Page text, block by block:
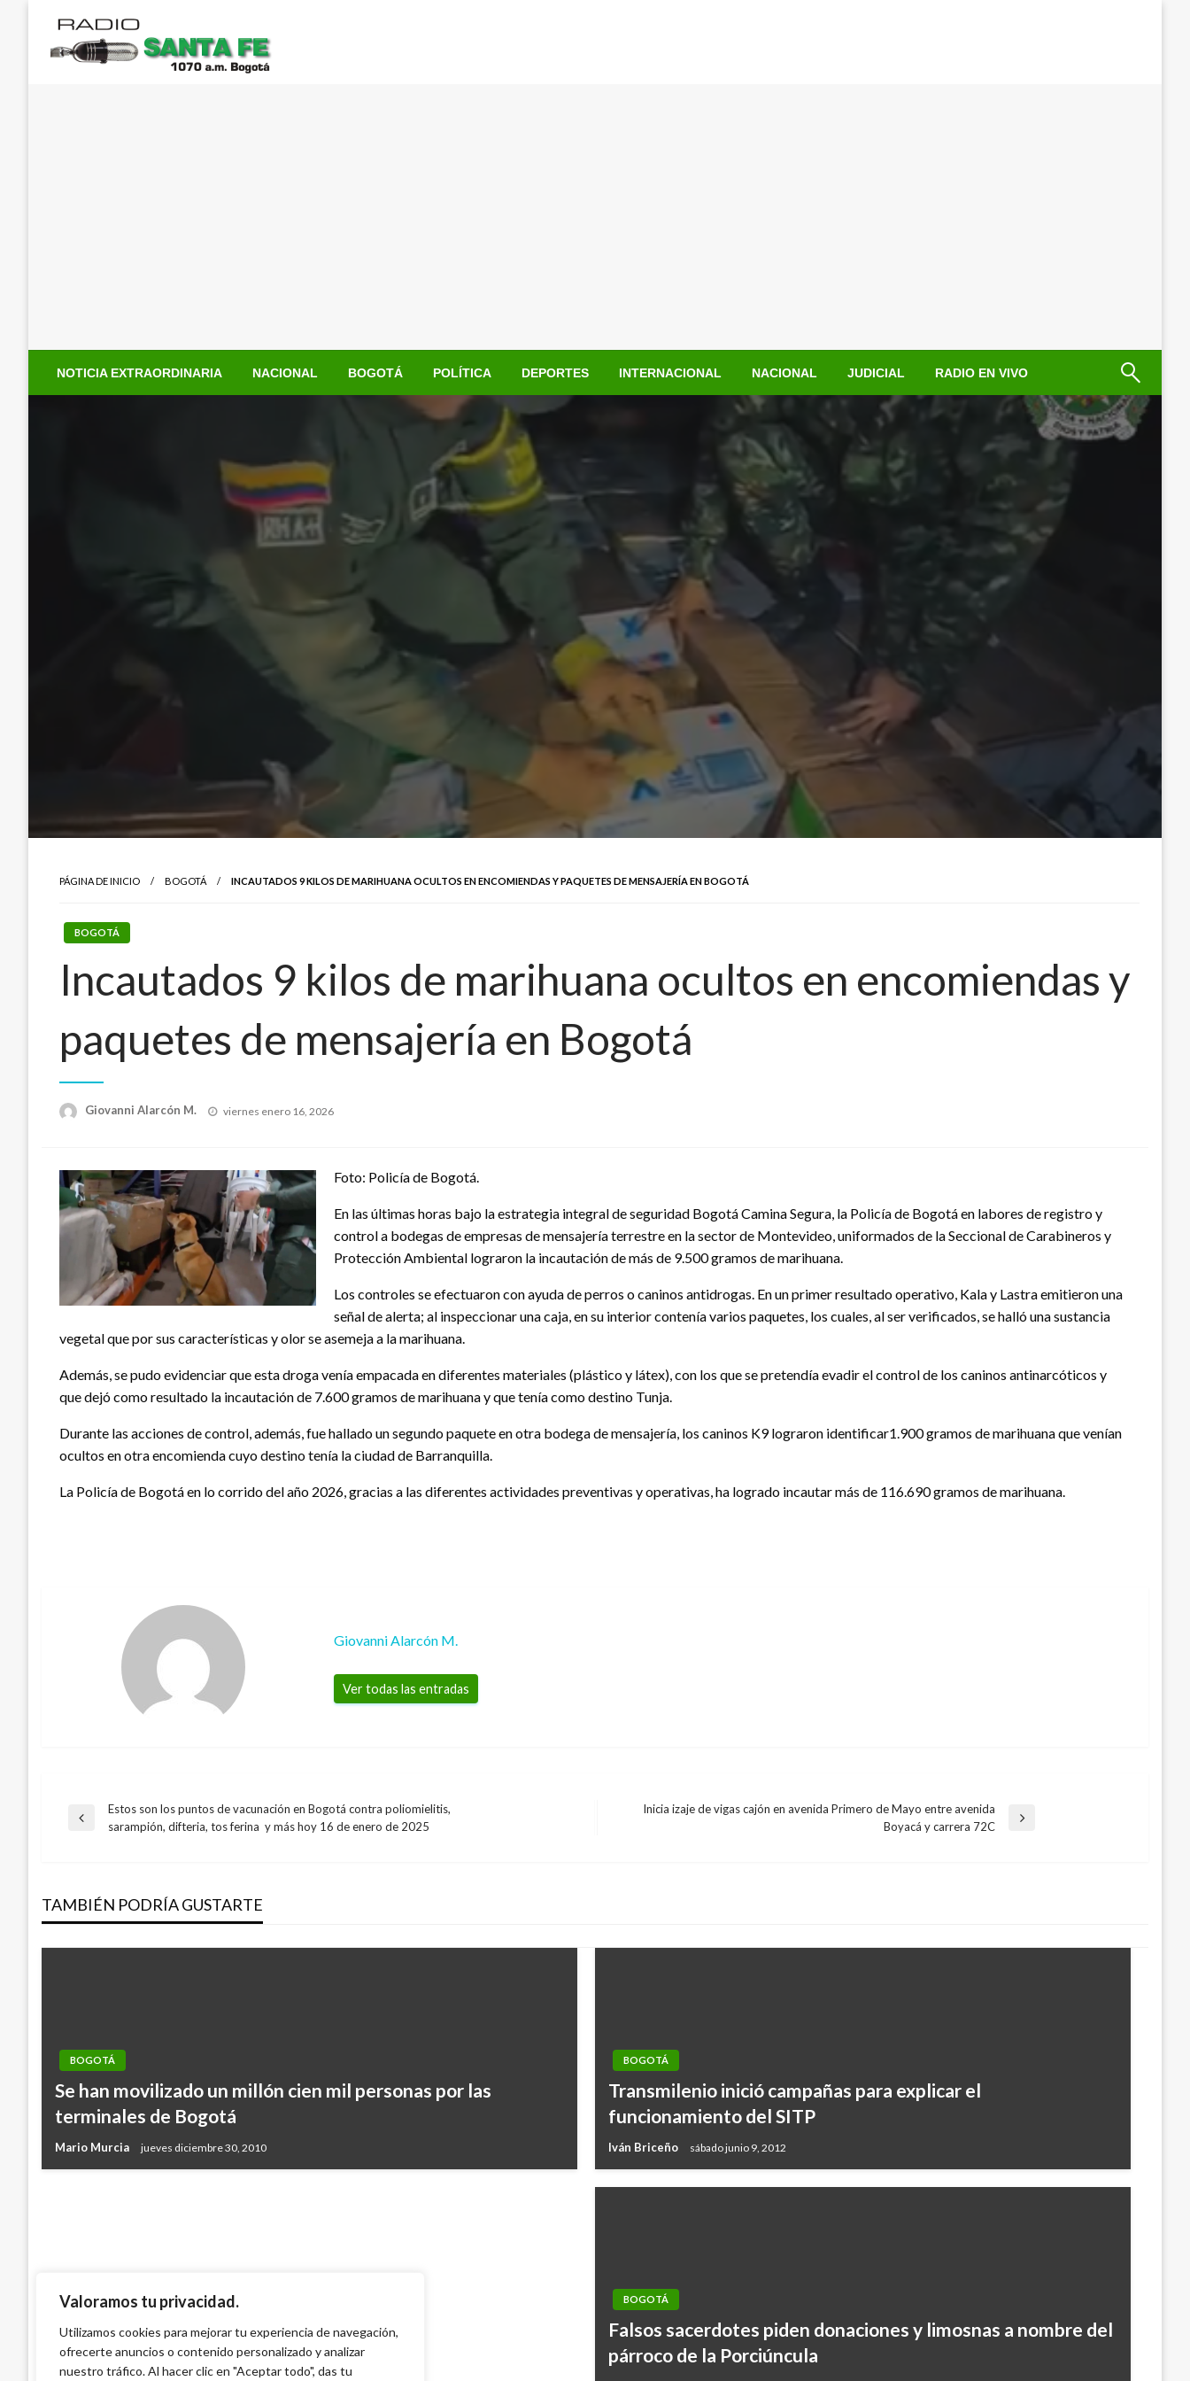
Valoramos tu privacidad.
Utilizamos cookies para mejorar tu experiencia de navegación,
ofrecerte anuncios o contenido personalizado y analizar
nuestro tráfico. Al hacer clic en "Aceptar todo", das tu
contenido
NOTICIA EXTRAORDINARIA NACIONAL BOGOTÁ POLÍTICA DEPORTES INTERNACIONAL NACIONAL JUDICIAL RADIO EN VIVO
PÁGINA DE INICIO BOGOTÁ INCAUTADOS 9 KILOS DE MARIHUANA OCULTOS EN ENCOMIENDAS Y PAQUETES DE MENSAJERÍA EN BOGOTÁ
BOGOTÁ
Incautados 9 kilos de marihuana ocultos en encomiendas y
paquetes de mensajería en Bogotá
Giovanni Alarcón M.
Publicado
viernes enero 16, 2026
Foto: Policía de Bogotá.
En las últimas horas bajo la estrategia integral de seguridad Bogotá Camina Segura, la Policía de Bogotá en labores de registro y
control a bodegas de empresas de mensajería terrestre en la sector de Montevideo, uniformados de la Seccional de Carabineros y
Protección Ambiental lograron la incautación de más de 9.500 gramos de marihuana.
Los controles se efectuaron con ayuda de perros o caninos antidrogas. En un primer resultado operativo, Kala y Lastra emitieron una
señal de alerta; al inspeccionar una caja, en su interior contenía varios paquetes, los cuales, al ser verificados, se halló una sustancia
vegetal que por sus características y olor se asemeja a la marihuana.
Además, se pudo evidenciar que esta droga venía empacada en diferentes materiales (plástico y látex), con los que se pretendía evadir el control de los caninos antinarcóticos y
que dejó como resultado la incautación de 7.600 gramos de marihuana y que tenía como destino Tunja.
Durante las acciones de control, además, fue hallado un segundo paquete en otra bodega de mensajería, los caninos K9 lograron identificar1.900 gramos de marihuana que venían
ocultos en otra encomienda cuyo destino tenía la ciudad de Barranquilla.
La Policía de Bogotá en lo corrido del año 2026, gracias a las diferentes actividades preventivas y operativas, ha logrado incautar más de 116.690 gramos de marihuana.
Giovanni Alarcón M.
Ver todas las entradas
Navegación
entradas
Entrada
Estos son los puntos de vacunación en Bogotá contra poliomielitis,
sarampión, difteria, tos ferina y más hoy 16 de enero de 2025
Inicia izaje de vigas cajón en avenida Primero de Mayo entre avenida
Boyacá y carrera 72C
TAMBIÉN PODRÍA GUSTARTE
BOGOTÁ
Se han movilizado un millón cien mil personas por las
terminales de Bogotá
Mario Murcia jueves diciembre 30, 2010
BOGOTÁ
Transmilenio inició campañas para explicar el
funcionamiento del SITP
Iván Briceño sábado junio 9, 2012
Alcalde Peñalosa entregó Jardín Infantil en Engativá que
beneficiará a 174 niños
BOGOTÁ
Falsos sacerdotes piden donaciones y limosnas a nombre del
párroco de la Porciúncula